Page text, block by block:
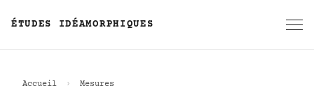
ÉTUDES IDÉAMORPHIQUES
Accueil
Mesures